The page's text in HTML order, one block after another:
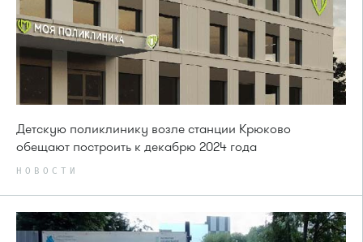
Детскую поликлинику возле станции Крюково
обещают построить к декабрю 2024 года
НОВОСТИ